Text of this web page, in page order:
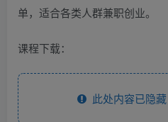
单，适合各类人群兼职创业。
课程下载：
此处内容已隐藏